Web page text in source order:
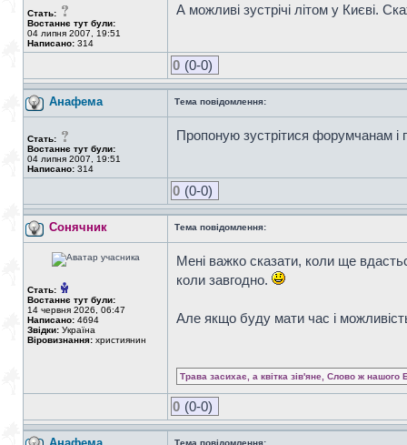
Стать:
Востаннє тут були:
04 липня 2007, 19:51
Написано: 314
А можливі зустрічі літом у Києві.
0 (0-0)
Анафема Тема повідомлення:
Стать:
Востаннє тут були:
04 липня 2007, 19:51
Написано: 314
Пропоную зустрітися форумчанам і
0 (0-0)
Сонячник Тема повідомлення:
Стать:
Востаннє тут були:
14 червня 2026, 06:47
Написано: 4694
Звідки: Україна
Віровизнання: християнин
Мені важко сказати, коли ще
коли завгодно.
Але якщо буду мати час і
Трава засихає, а квітка зів'яне, Слово ж нашого
0 (0-0)
Тема повідомлення: